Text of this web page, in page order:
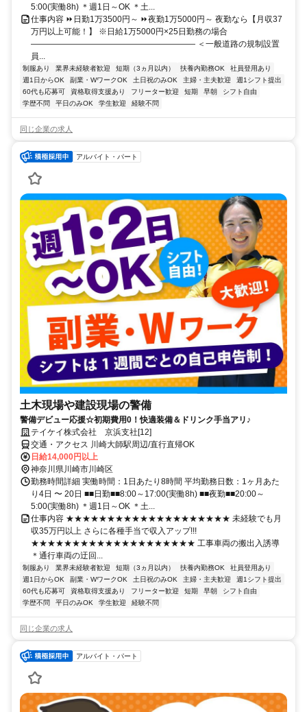
5:00(実働8h) ＊週1日～OK ＊土...
仕事内容 ⏩日勤1万3500円～ ⏩夜勤1万5000円～ 夜勤なら【月収37
万円以上可能！】 ※日給1万5000円×25日勤務の場合
―――――――――――――――――――― ＜一般道路の規制設置
員...
制服あり 業界未経験者歓迎 短期（3ヵ月以内） 扶養内勤務OK
社員登用あり
週1日からOK
副業・WワークOK 土日祝のみOK 主婦・主夫歓迎
週1シフト提出
60代も応募可
資格取得支援あり フリーター歓迎 短期 早朝
シフト自由
学歴不問
平日のみOK 学生歓迎 経験不問
同じ企業の求人
アルバイト・パート
土木現場や建設現場の警備
警備デビュー応援☆初期費用0！快適装備＆ドリンク手当アリ♪
テイケイ株式会社 京浜支社[12]
交通・アクセス 川崎大師駅周辺/直行直帰OK
日給14,000円以上
神奈川県川崎市川崎区
勤務時間詳細 実働時間：1日あたり8時間 平均勤務日数：1ヶ月あた
り4日 〜 20日 ■■日勤■■8:00～17:00(実働8h) ■■夜勤■■20:00～
5:00(実働8h) ＊週1日～OK ＊土...
仕事内容 ★★★★★★★★★★★★★★★★★★★★ 未経験でも月
収35万円以上 さらに各種手当で収入アップ!!!
★★★★★★★★★★★★★★★★★★★★ 工事車両の搬出入誘導
＊通行車両の迂回...
制服あり 業界未経験者歓迎 短期（3ヵ月以内） 扶養内勤務OK
社員登用あり
週1日からOK
副業・WワークOK 土日祝のみOK 主婦・主夫歓迎
週1シフト提出
60代も応募可
資格取得支援あり フリーター歓迎 短期 早朝
シフト自由
学歴不問
平日のみOK 学生歓迎 経験不問
同じ企業の求人
アルバイト・パート